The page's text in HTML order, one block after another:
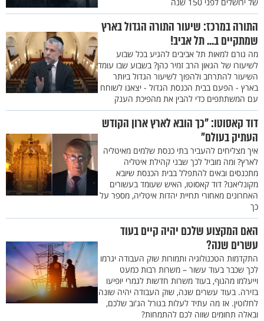
של ירושלים לפני 150 שנה
התורה במרכז: שיעור התורה הגדול בארץ
שמתקיים ב... תל אביב!
מה גורם למאות תל אביבים להגיע בכל שבוע
לשיעורו של הגאון הרב זמיר כהן? בשבוע שבו עומד
השיעור להתרחב ולהפוך לשיעור הגדול ביותר
בארץ - הפעם בבית הכנסת הגדול - יצאנו לשוחח
עם המשתתפים כדי להבין את מהפיכת הענק
דוד קאסוטו: "כך הובא לארץ ארון הקודש
העתיק בעולם"
איך מצליחים להעביר בתי כנסת שלמים מאיטליה
לארץ? ומה מוביל לכך שבני קהילת איטליה
מתכנסים ובאים להתפלל בבית הכנסת שיובא
מקונליאנו? דוד קאסוטו, האיש שעומד בעשורים
האחרונים מאחורי תחיית יהדות איטליה, מספר על
כך
האם המקצוע שלכם יהיה קיים בעוד
עשרים שנה?
התקדמות הטכנולוגיה ותמורות שוק העבודה יגרמו
לכך שכבר בעוד עשור – משרות רבות כמעט
וייעלמו מהנוף, בעוד משרות חדשות לגמרי יופיעו
בזירה. בעוד עשרים שנה, שוק העבודה יהיה שונה
לחלוטין. אז מה עתיד לעלות בגורל הג'וב שלכם,
ובאלה תחומים שווה לכם להתמחות?